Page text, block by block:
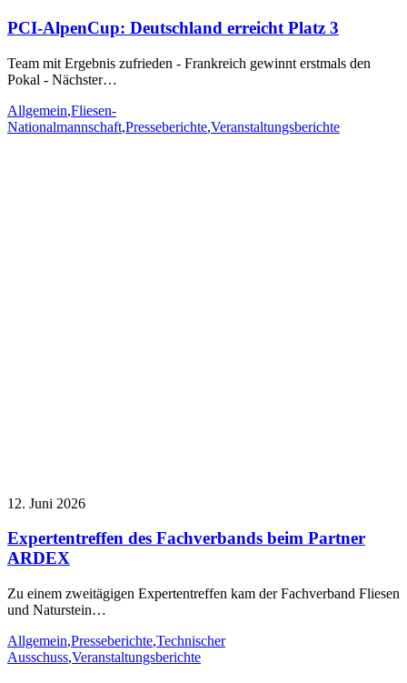
PCI-AlpenCup: Deutschland erreicht Platz 3
Team mit Ergebnis zufrieden - Frankreich gewinnt erstmals den
Pokal - Nächster…
Allgemein,Fliesen-
Nationalmannschaft,Presseberichte,Veranstaltungsberichte
12. Juni 2026
Expertentreffen des Fachverbands beim Partner
ARDEX
Zu einem zweitägigen Expertentreffen kam der Fachverband Fliesen
und Naturstein…
Allgemein,Presseberichte,Technischer
Ausschuss,Veranstaltungsberichte